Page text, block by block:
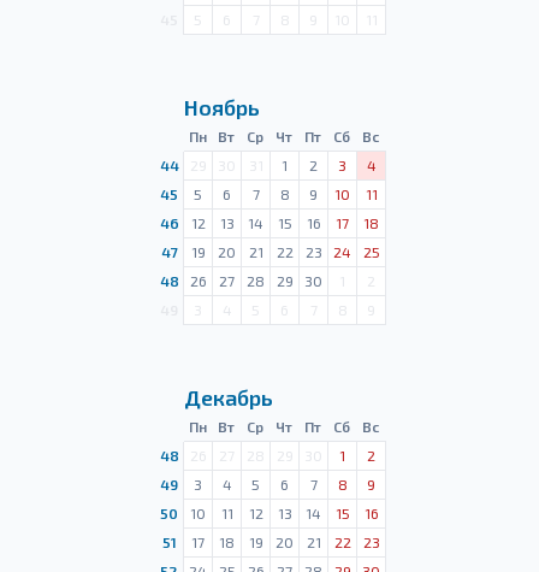
5 6 7 8 9 10 11
Ноябрь
Пн Вт Ср Чт Пт Сб
Вс
44
29 30 31 1 2 3
4
45
5 6 7 8 9 10
11
46
12 13 14 15 16 17
18
47
19 20 21 22 23 24
25
48
26 27 28 29 30 1
2
3 4 5 6 7 8 9
Декабрь
Пн Вт Ср Чт Пт Сб
Вс
48
26 27 28 29 30 1
2
49
3 4 5 6 7 8
9
50
10 11 12 13 14 15
16
51
17 18 19 20 21 22
23